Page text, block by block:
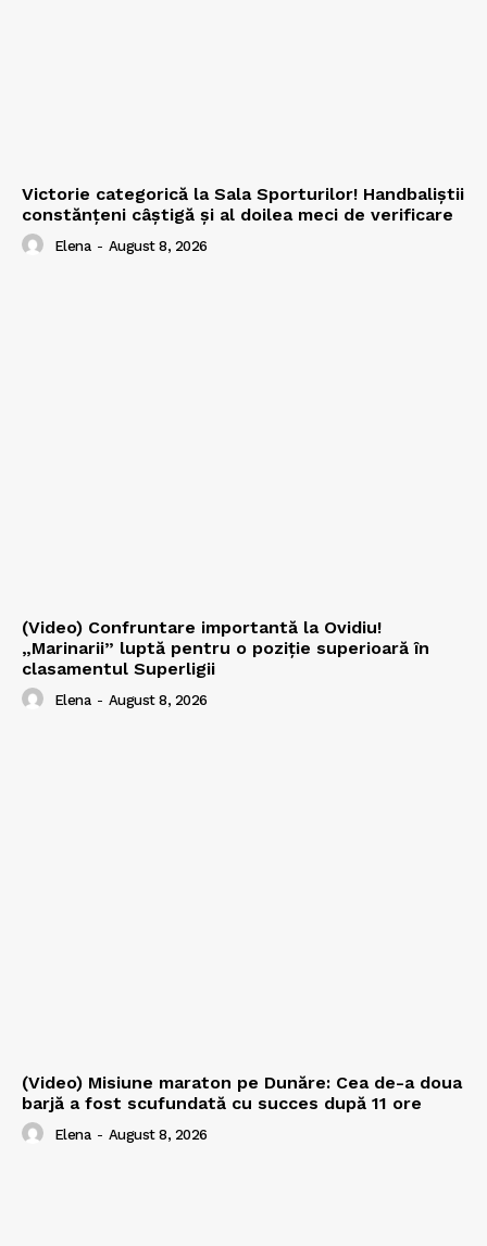
Victorie categorică la Sala Sporturilor! Handbaliștii
constănțeni câștigă și al doilea meci de verificare
Elena - August 8, 2026
(Video) Confruntare importantă la Ovidiu!
„Marinarii” luptă pentru o poziție superioară în
clasamentul Superligii
Elena - August 8, 2026
(Video) Misiune maraton pe Dunăre: Cea de-a doua
barjă a fost scufundată cu succes după 11 ore
Elena - August 8, 2026